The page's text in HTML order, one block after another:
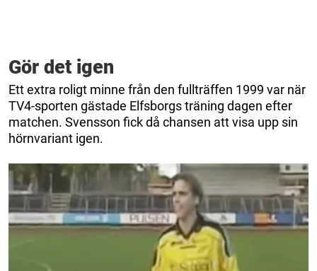
Gör det igen
Ett extra roligt minne från den fullträffen 1999 var när
TV4-sporten gästade Elfsborgs träning dagen efter
matchen. Svensson fick då chansen att visa upp sin
hörnvariant igen.